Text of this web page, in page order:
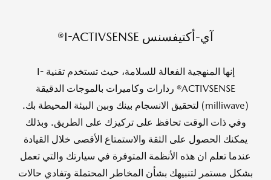
آي-أكتيفسنس I-ACTIVSENSE®
إنها المنهجية الفعالة للسلامة، حيث تستخدم تقنية I-
ACTIVSENSE® ردارات وكاميرات بالموجات الدقيقة
(milliwave) لتحقيق الانسجام بينك وبين البيئة المحيطة بك.
وفي ذات الوقت تحافظ على تركيزك على الطريق. وبذلك
يمكنك الحصول على الثقة والاستمتاع الأقصى خلال القيادة
عندما تعلم ان هذه الأنظمة المتوفرة في سيارتك والتي تعمل
بشكل مستمر لتنبيهك بشأن المخاطر المحتملة وتفادي حالات